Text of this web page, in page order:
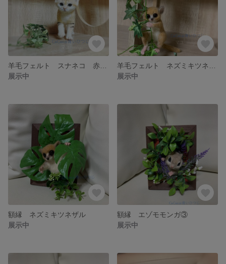
展示中
展示中
額縁 ネズミキツネザル
展示中
額縁 エゾモモンガ③
展示中